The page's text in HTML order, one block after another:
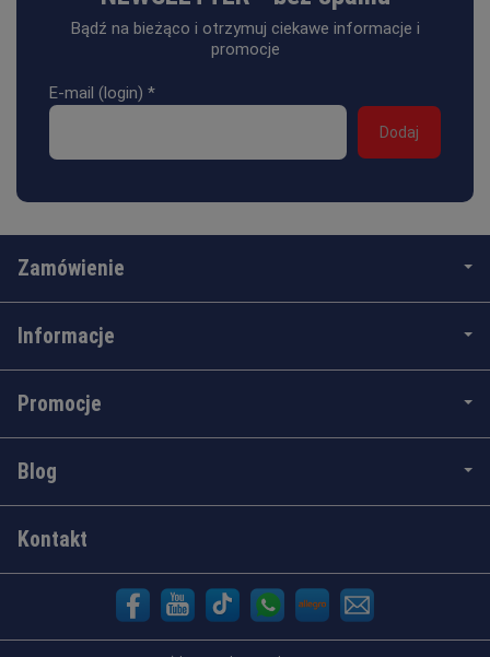
Bądź na bieżąco i otrzymuj ciekawe informacje i
promocje
E-mail (login) *
Zamówienie
Informacje
Promocje
Blog
Kontakt